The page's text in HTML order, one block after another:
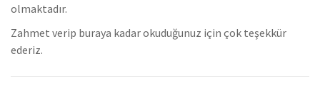
olmaktadır.
Zahmet verip buraya kadar okuduğunuz için çok teşekkür
ederiz.